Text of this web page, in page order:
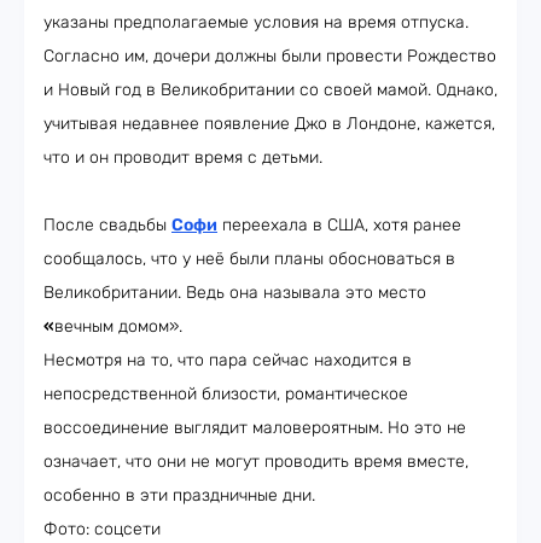
указаны предполагаемые условия на время отпуска.
Согласно им, дочери должны были провести Рождество
и Новый год в Великобритании со своей мамой. Однако,
учитывая недавнее появление Джо в Лондоне, кажется,
что и он проводит время с детьми.
После свадьбы Софи переехала в США, хотя ранее
сообщалось, что у неё были планы обосноваться в
Великобритании. Ведь она называла это место
«вечным домом».
Несмотря на то, что пара сейчас находится в
непосредственной близости, романтическое
воссоединение выглядит маловероятным. Но это не
означает, что они не могут проводить время вместе,
особенно в эти праздничные дни.
Фото: соцсети